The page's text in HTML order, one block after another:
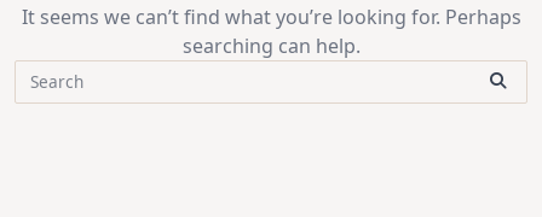
It seems we can’t find what you’re looking for. Perhaps
searching can help.
Search